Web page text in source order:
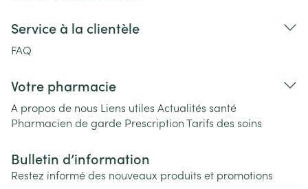
Service à la clientèle
FAQ
Votre pharmacie
A propos de nous Liens utiles Actualités santé
Pharmacien de garde PrescriptionTarifs des soins
Bulletin d’information
Restez informé des nouveaux produits et promotions